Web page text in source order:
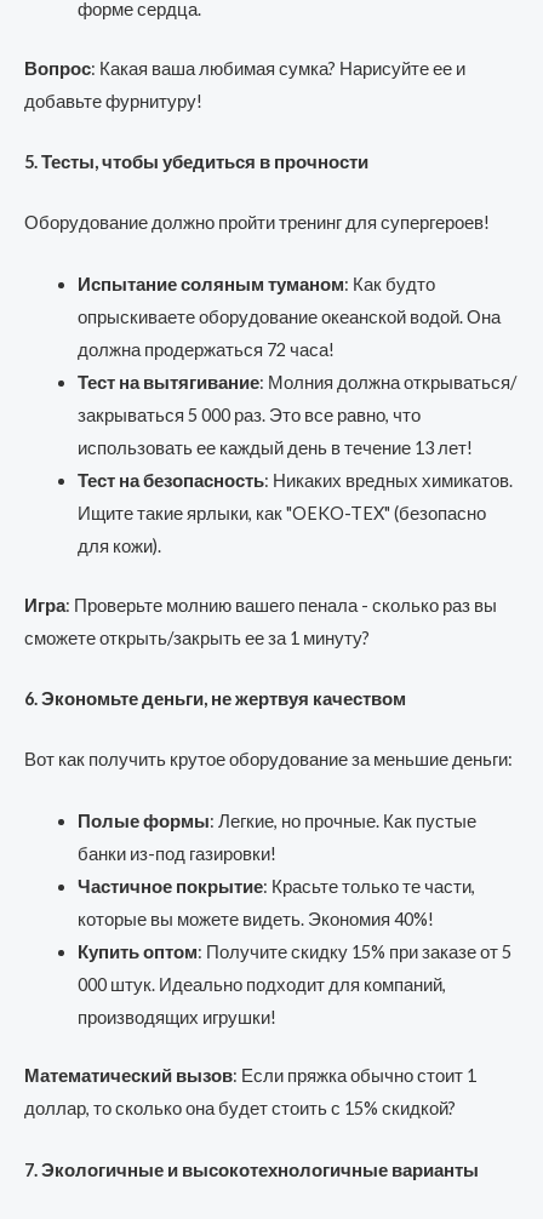
форме сердца.
Вопрос: Какая ваша любимая сумка? Нарисуйте ее и
добавьте фурнитуру!
5. Тесты, чтобы убедиться в прочности
Оборудование должно пройти тренинг для супергероев!
Испытание соляным туманом: Как будто
опрыскиваете оборудование океанской водой. Она
должна продержаться 72 часа!
Тест на вытягивание: Молния должна открываться/
закрываться 5 000 раз. Это все равно, что
использовать ее каждый день в течение 13 лет!
Тест на безопасность: Никаких вредных химикатов.
Ищите такие ярлыки, как "OEKO-TEX" (безопасно
для кожи).
Игра: Проверьте молнию вашего пенала - сколько раз вы
сможете открыть/закрыть ее за 1 минуту?
6. Экономьте деньги, не жертвуя качеством
Вот как получить крутое оборудование за меньшие деньги:
Полые формы: Легкие, но прочные. Как пустые
банки из-под газировки!
Частичное покрытие: Красьте только те части,
которые вы можете видеть. Экономия 40%!
Купить оптом: Получите скидку 15% при заказе от 5
000 штук. Идеально подходит для компаний,
производящих игрушки!
Математический вызов: Если пряжка обычно стоит 1
доллар, то сколько она будет стоить с 15% скидкой?
7. Экологичные и высокотехнологичные варианты